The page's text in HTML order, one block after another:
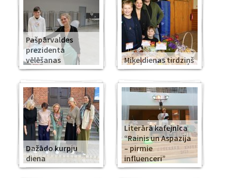
Pašpārvaldes
prezidenta
vēlēšanas
Miķeļdienas tirdziņš
Dažādo kurpju
diena
Literārā kafejnīca
“Rainis un Aspazija
– pirmie
influenceri”